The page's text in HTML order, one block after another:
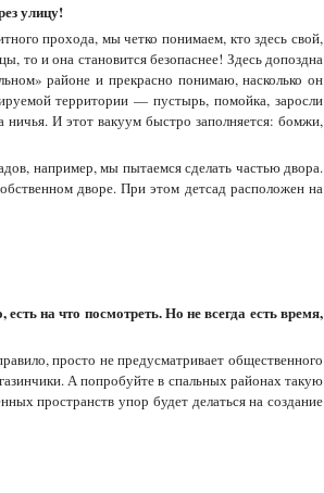
улицу!
прохода, мы четко понимаем, кто здесь свой,
то и она становится безопаснее! Здесь допоздна
районе и прекрасно понимаю, насколько он
территории — пустырь, помойка, заросли
ничья. И этот вакуум быстро заполняется: бомжи,
например, мы пытаемся сделать частью двора.
дворе. При этом детсад расположен на
на что посмотреть. Но не всегда есть время,
просто не предусматривает общественного
А попробуйте в спальных районах такую
пространств упор будет делаться на создание